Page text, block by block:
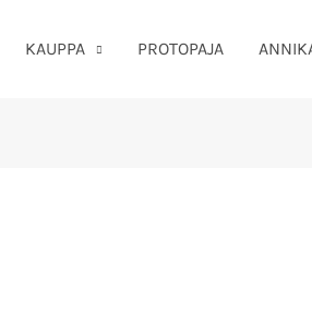
KAUPPA PROTOPAJA